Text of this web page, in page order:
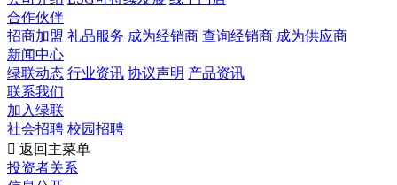
合作伙伴
招商加盟 礼品服务 成为经销商 查询经销商 成为供应商
新闻中心
绿联动态 行业资讯 协议声明 产品资讯
联系我们
加入绿联
社会招聘 校园招聘
 返回主菜单
投资者关系